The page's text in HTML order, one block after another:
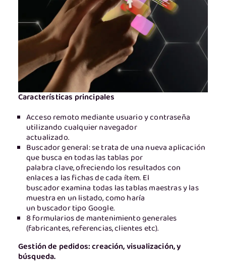
Características principales
Acceso remoto mediante usuario y contraseña
utilizando cualquier navegador
actualizado.
Buscador general: se trata de una nueva aplicación
que busca en todas las tablas por
palabra clave, ofreciendo los resultados con
enlaces a las fichas de cada ítem. El
buscador examina todas las tablas maestras y las
muestra en un listado, como haría
un buscador tipo Google.
8 formularios de mantenimiento generales
(fabricantes, referencias, clientes etc).
Gestión de pedidos: creación, visualización, y
búsqueda.